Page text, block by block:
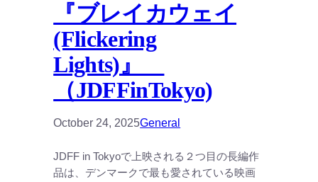
『ブレイカウェイ
(Flickering
Lights)』
（JDFFinTokyo)
October 24, 2025General
JDFF in Tokyoで上映される２つ目の長編作
品は、デンマークで最も愛されている映画